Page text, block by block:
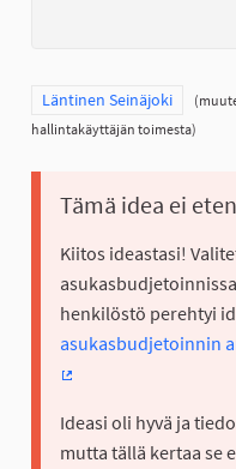
Rajaa tulokset teeman
Läntinen Seinäjoki
hallintakäyttäjän toimesta)
Tämä idea ei
Kiitos ideastasi!
henkilöstö perehtyi
asukasbudjetoinnin
Ideasi oli hyvä ja
mutta tällä kertaa se